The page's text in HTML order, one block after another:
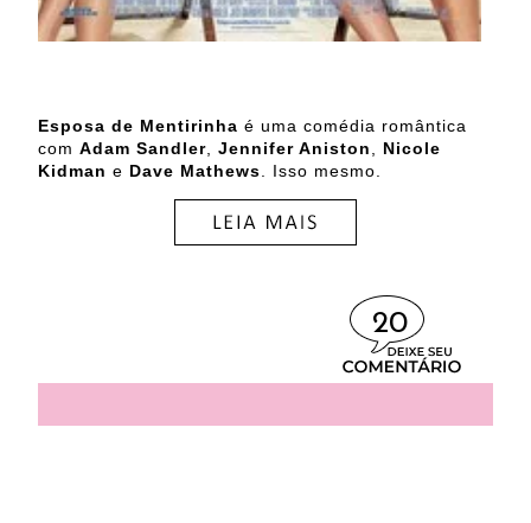
Esposa de Mentirinha é uma comédia romântica
com Adam Sandler Jennifer Aniston
Nicole
Kidman e Dave Mathews . Isso mesmo.
20